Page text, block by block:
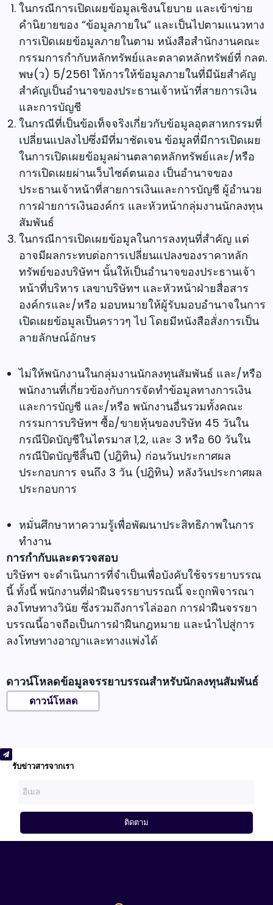
ในกรณีการเปิดเผยข้อมูลเชิงนโยบาย และเข้าข่าย
คำนิยายของ “ข้อมูลภายใน” และเป็นไปตามแนวทาง
การเปิดเผยข้อมูลภายในตาม หนังสือสำนักงานคณะ
กรรมการกำกับหลักทรัพย์และตลาดหลักทรัพย์ที่ กลต.
พษ(ว) 5/2561 ให้การให้ข้อมูลภายในที่มีนัยสำคัญ
สำคัญเป็นอำนาจของประธานเจ้าหน้าที่สายการเงิน
และการบัญชี
ในกรณีที่เป็นข้อเท็จจริงเกี่ยวกับข้อมูลอุตสาหกรรมที่
เปลี่ยนแปลงไปซึ่งมีที่มาชัดเจน ข้อมูลที่มีการเปิดเผย
ในการเปิดเผยข้อมูลผ่านตลาดหลักทรัพย์และ/หรือ
การเปิดเผยผ่านเว็บไซด์ตนเอง เป็นอำนาจของ
ประธานเจ้าหน้าที่สายการเงินและการบัญชี ผู้อำนวย
การฝ่ายการเงินองค์กร และหัวหน้ากลุ่มงานนักลงทุน
สัมพันธ์
ในกรณีการเปิดเผยข้อมูลในการลงทุนที่สำคัญ แต่
อาจมีผลกระทบต่อการเปลี่ยนแปลงของราคาหลัก
ทรัพย์ของบริษัทฯ นั้นให้เป็นอำนาจของประธานเจ้า
หน้าที่บริหาร เลขาบริษัทฯ และหัวหน้าฝ่ายสื่อสาร
องค์กรและ/หรือ มอบหมายให้ผู้รับมอบอำนาจในการ
เปิดเผยข้อมูลเป็นคราวๆ ไป โดยมีหนังสือสั่งการเป็น
ลายลักษณ์อักษร
ไม่ให้พนักงานในกลุ่มงานนักลงทุนสัมพันธ์ และ/หรือ
พนักงานที่เกี่ยวข้องกับการจัดทำข้อมูลทางการเงิน
และการบัญชี และ/หรือ พนักงานอื่นรวมทั้งคณะ
กรรมการบริษัทฯ ซื้อ/ขายหุ้นของบริษัท 45 วันใน
กรณีปิดบัญชีในไตรมาส 1,2, และ 3 หรือ 60 วันใน
กรณีปิดบัญชีสิ้นปี (ปฎิทิน) ก่อนวันประกาศผล
ประกอบการ จนถึง 3 วัน (ปฎิทิน) หลังวันประกาศผล
ประกอบการ
หมั่นศึกษาหาความรู้เพื่อพัฒนาประสิทธิภาพในการ
ทํางาน
การกำกับและตรวจสอบ
บริษัทฯ จะดำเนินการที่จำเป็นเพื่อบังคับใช้จรรยาบรรณ
นี้ ทั้งนี้ พนักงานที่ฝ่าฝืนจรรยาบรรณนี้ จะถูกพิจารณา
ลงโทษทางวินัย ซึ่งรวมถึงการไล่ออก การฝ่าฝืนจรรยา
บรรณนี้อาจถือเป็นการฝ่าฝืนกฎหมาย และนำไปสู่การ
ลงโทษทางอาญาและทางแพ่งได้
ดาวน์โหลดข้อมูลจรรยาบรรณสำหรับนักลงทุนสัมพันธ์
ดาวน์โหลด
รับข่าวสารจากเรา
ติดตาม